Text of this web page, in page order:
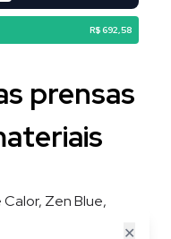
✕
R$ 692,58
prensas
Calor, Zen Blue,